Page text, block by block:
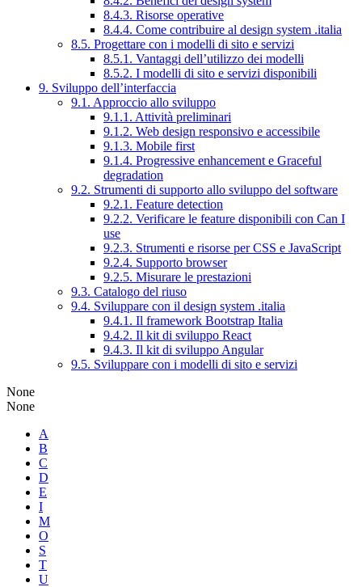
8.4.3. Risorse operative
8.4.4. Come contribuire al design system .italia
8.5. Progettare con i modelli di sito e servizi
8.5.1. Vantaggi dell’utilizzo dei modelli
8.5.2. I modelli di sito e servizi disponibili
9. Sviluppo dell’interfaccia
9.1. Approccio allo sviluppo
9.1.1. Attività preliminari
9.1.2. Web design responsivo e accessibile
9.1.3. Mobile first
9.1.4. Progressive enhancement e Graceful
degradation
9.2. Strumenti di supporto allo sviluppo del software
9.2.1. Feature detection
9.2.2. Verificare le feature disponibili con Can I
use
9.2.3. Strumenti e risorse per CSS e JavaScript
9.2.4. Supporto browser
9.2.5. Misurare le prestazioni
9.3. Catalogo del riuso
9.4. Sviluppare con il design system .italia
9.4.1. Il framework Bootstrap Italia
9.4.2. Il kit di sviluppo React
9.4.3. Il kit di sviluppo Angular
9.5. Sviluppare con i modelli di sito e servizi
None
None
A
B
C
D
E
I
M
O
S
T
U